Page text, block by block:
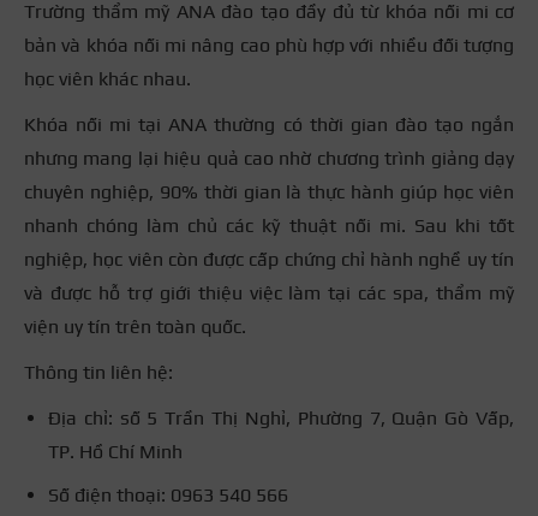
Trường thẩm mỹ ANA đào tạo đầy đủ từ khóa nối mi cơ
bản và khóa nối mi nâng cao phù hợp với nhiều đối tượng
học viên khác nhau.
Khóa nối mi tại ANA thường có thời gian đào tạo ngắn
nhưng mang lại hiệu quả cao nhờ chương trình giảng dạy
chuyên nghiệp, 90% thời gian là thực hành giúp học viên
nhanh chóng làm chủ các kỹ thuật nối mi. Sau khi tốt
nghiệp, học viên còn được cấp chứng chỉ hành nghề uy tín
và được hỗ trợ giới thiệu việc làm tại các spa, thẩm mỹ
viện uy tín trên toàn quốc.
Thông tin liên hệ:
Địa chỉ: số 5 Trần Thị Nghỉ, Phường 7, Quận Gò Vấp,
TP. Hồ Chí Minh
Số điện thoại: 0963 540 566